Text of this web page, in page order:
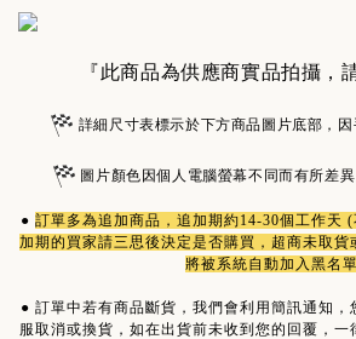
『此商品為供應商實品拍攝，
詳細尺寸表標示於下方商品圖片底部，因
圖片顏色因個人電腦螢幕不同而有所差
● 訂單多為追加商品 ，追加期約14-30個工作天
加期的買家請三思後決定是否購買，超商未取貨
將被系統自動加入黑名單
● 訂單中若有商品斷貨，我們會利用簡訊通知，
服取消或換貨，如在出貨前未收到您的回覆，